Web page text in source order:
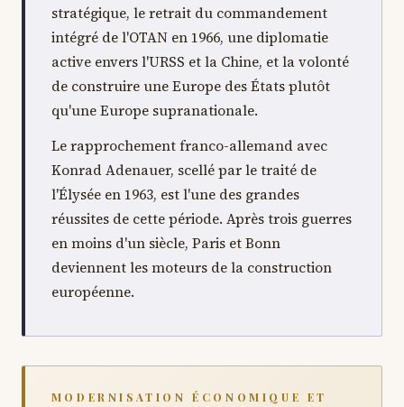
stratégique, le retrait du commandement
intégré de l'OTAN en 1966, une diplomatie
active envers l'URSS et la Chine, et la volonté
de construire une Europe des États plutôt
qu'une Europe supranationale.
Le rapprochement franco-allemand avec
Konrad Adenauer, scellé par le traité de
l'Élysée en 1963, est l'une des grandes
réussites de cette période. Après trois guerres
en moins d'un siècle, Paris et Bonn
deviennent les moteurs de la construction
européenne.
MODERNISATION ÉCONOMIQUE ET